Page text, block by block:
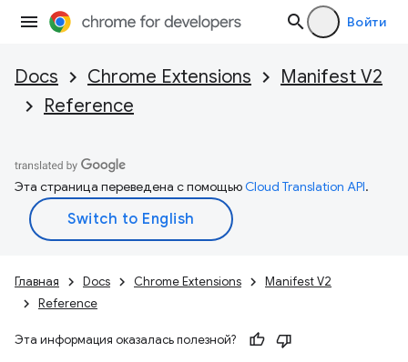
Войти
Docs Chrome Extensions
Manifest V2
Reference
Эта страница переведена с помощьюCloud Translation API.
Главная Docs Chrome Extensions
Manifest V2
Reference
Эта информация оказалась полезной?